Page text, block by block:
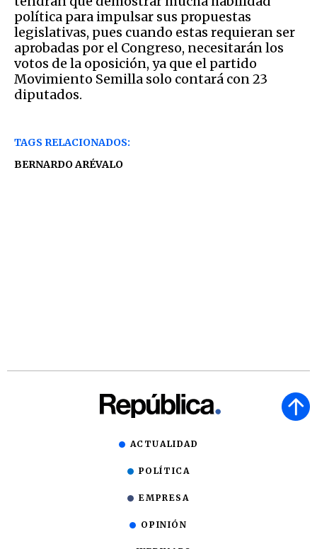
política para impulsar sus propuestas
legislativas, pues cuando estas requieran ser
aprobadas por el Congreso, necesitarán los
votos de la oposición, ya que el partido
Movimiento Semilla solo contará con 23
diputados.
TAGS RELACIONADOS:
BERNARDO ARÉVALO
ACTUALIDAD
POLÍTICA
EMPRESA
OPINIÓN